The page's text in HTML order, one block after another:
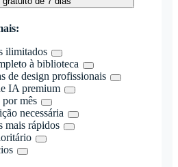
ilimitados
à biblioteca
de design profissionais
IA premium
mês
necessária
mais rápidos